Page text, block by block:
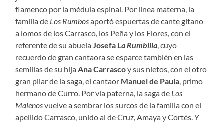
flamenco por la médula espinal. Por línea materna, la
familia de Los Rumbosaportó espuertas de cante gitano
a lomos de los Carrasco, los Peña y los Flores, con el
referente de su abuela Josefa La Rumbilla , cuyo
recuerdo de gran cantaora se esparce también en las
semillas de su hija Ana Carrascoy sus nietos, con el otro
gran pilar de la saga, el cantaor Manuel de Paula , primo
hermano de Curro. Por vía paterna, la saga de Los
Malenosvuelve a sembrar los surcos de la familia con el
apellido Carrasco, unido al de Cruz, Amaya y Cortés. Y